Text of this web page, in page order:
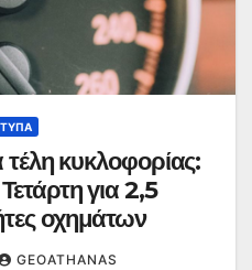
τέλη κυκλοφορίας:
για 2,5
οχημάτων
GEOATHANAS